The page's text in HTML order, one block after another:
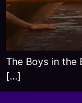
The Boys in the
[…]